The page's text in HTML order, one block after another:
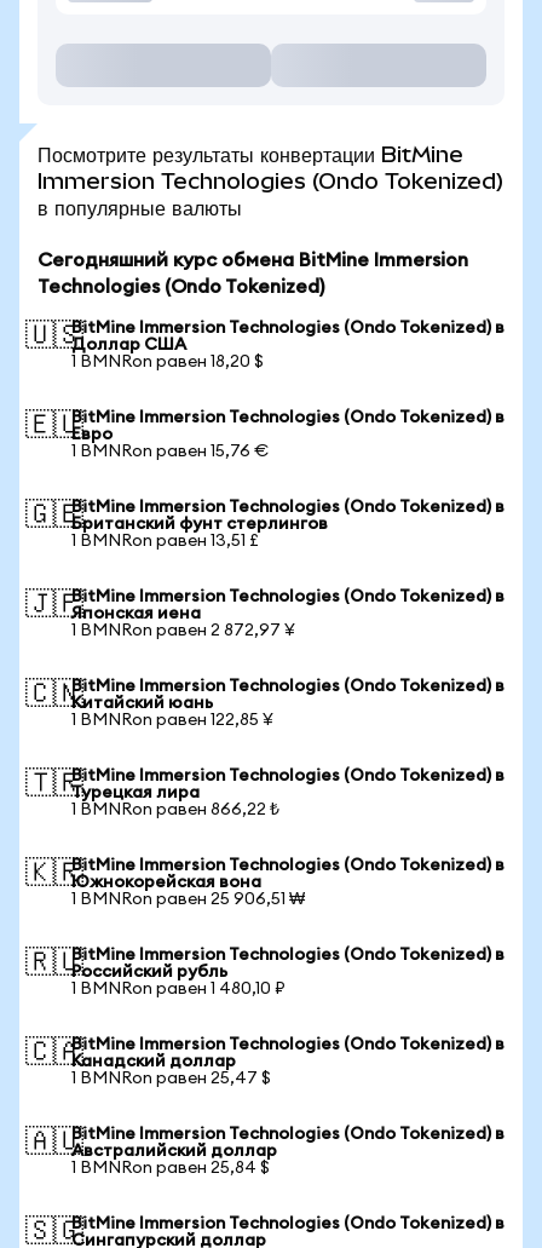
Посмотрите результаты конвертации BitMine
Immersion Technologies (Ondo Tokenized)
в популярные валюты
Сегодняшний курс обмена BitMine Immersion
Technologies (Ondo Tokenized)
🇺🇸BitMine Immersion Technologies (Ondo Tokenized) в
Доллар США
1 BMNRon равен 18,20 $
🇪🇺BitMine Immersion Technologies (Ondo Tokenized) в
Евро
1 BMNRon равен 15,76 €
🇬🇧BitMine Immersion Technologies (Ondo Tokenized) в
Британский фунт стерлингов
1 BMNRon равен 13,51 £
🇯🇵BitMine Immersion Technologies (Ondo Tokenized) в
Японская иена
1 BMNRon равен 2 872,97 ¥
🇨🇳BitMine Immersion Technologies (Ondo Tokenized) в
Китайский юань
1 BMNRon равен 122,85 ¥
🇹🇷BitMine Immersion Technologies (Ondo Tokenized) в
Турецкая лира
1 BMNRon равен 866,22 ₺
🇰🇷BitMine Immersion Technologies (Ondo Tokenized) в
Южнокорейская вона
1 BMNRon равен 25 906,51 ₩
🇷🇺BitMine Immersion Technologies (Ondo Tokenized) в
Российский рубль
1 BMNRon равен 1 480,10 ₽
🇨🇦BitMine Immersion Technologies (Ondo Tokenized) в
Канадский доллар
1 BMNRon равен 25,47 $
🇦🇺BitMine Immersion Technologies (Ondo Tokenized) в
Австралийский доллар
1 BMNRon равен 25,84 $
🇸🇬BitMine Immersion Technologies (Ondo Tokenized) в
Сингапурский доллар